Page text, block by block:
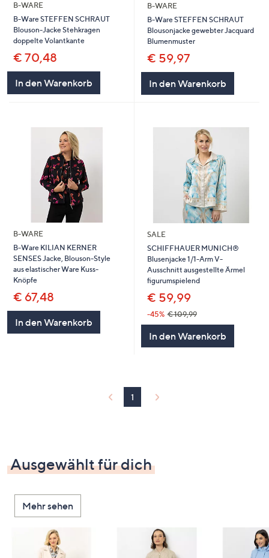
B-WARE
B-Ware STEFFEN SCHRAUT
Blouson-Jacke Stehkragen
doppelte Volantkante
€ 70,48
In den Warenkorb
B-WARE
B-Ware STEFFEN SCHRAUT
Blousonjacke gewebter Jacquard
Blumenmuster
€ 59,97
In den Warenkorb
B-WARE
B-Ware KILIAN KERNER
SENSES Jacke, Blouson-Style
aus elastischer Ware Kuss-
Knöpfe
€ 67,48
In den Warenkorb
SALE
SCHIFFHAUER MUNICH®
Blusenjacke 1/1-Arm V-
Ausschnitt ausgestellte Ärmel
figurumspielend
€ 59,99
-45% € 109,99
In den Warenkorb
1
Ausgewählt für dich
Mehr sehen